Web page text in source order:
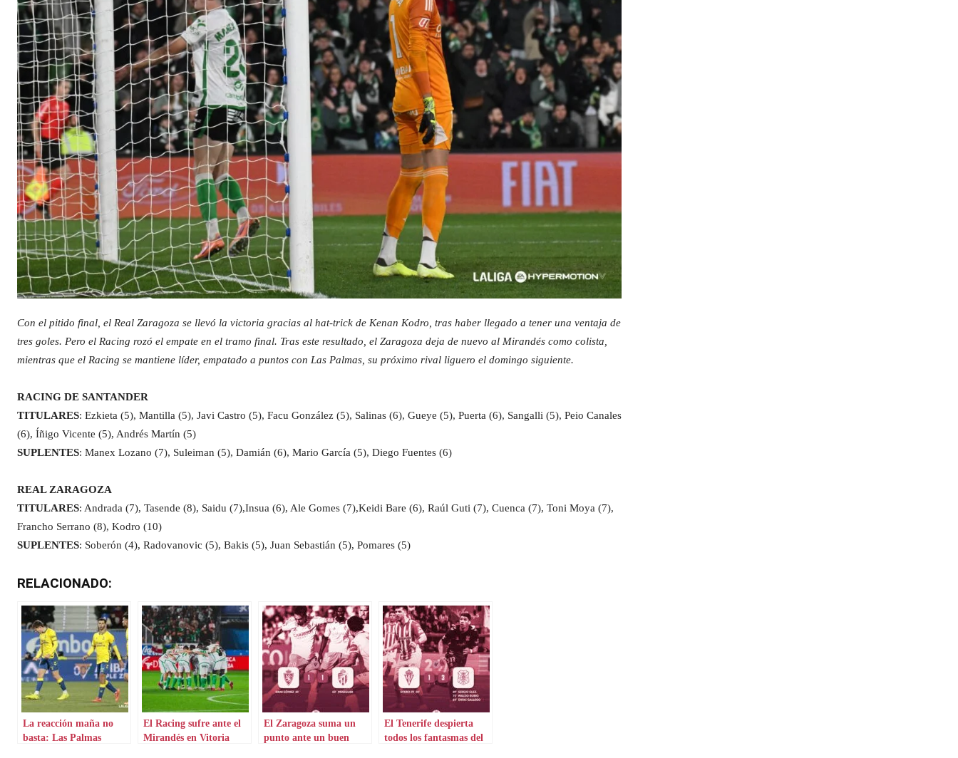
Con el pitido final, el Real Zaragoza se llevó la victoria gracias al hat-trick de Kenan Kodro, tras haber llegado a tener una ventaja de
tres goles. Pero el Racing rozó el empate en el tramo final. Tras este resultado, el Zaragoza deja de nuevo al Mirandés como colista,
mientras que el Racing se mantiene líder, empatado a puntos con Las Palmas, su próximo rival liguero el domingo siguiente.
RACING DE SANTANDER
TITULARES: Ezkieta (5), Mantilla (5), Javi Castro (5), Facu González (5), Salinas (6), Gueye (5), Puerta (6), Sangalli (5), Peio Canales
(6), Íñigo Vicente (5), Andrés Martín (5)
SUPLENTES: Manex Lozano (7), Suleiman (5), Damián (6), Mario García (5), Diego Fuentes (6)
REAL ZARAGOZA
TITULARES: Andrada (7), Tasende (8), Saidu (7),Insua (6), Ale Gomes (7),Keidi Bare (6), Raúl Guti (7), Cuenca (7), Toni Moya (7),
Francho Serrano (8), Kodro (10)
SUPLENTES: Soberón (4), Radovanovic (5), Bakis (5), Juan Sebastián (5), Pomares (5)
RELACIONADO:
La reacción maña no
basta: Las Palmas
El Racing sufre ante el
Mirandés en Vitoria
El Zaragoza suma un
punto ante un buen
El Tenerife despierta
todos los fantasmas del